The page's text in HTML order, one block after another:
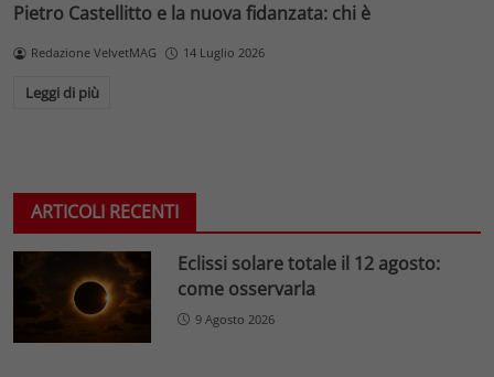
Pietro Castellitto e la nuova fidanzata: chi è
Redazione VelvetMAG 14 Luglio 2026
Leggi di più
ARTICOLI RECENTI
Eclissi solare totale il 12 agosto:
come osservarla
9 Agosto 2026